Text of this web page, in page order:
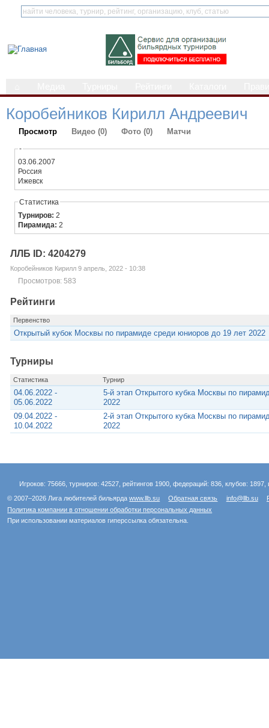
Коробейников Кирилл Андреевич
Просмотр Видео (0) Фото (0) Матчи
-
03.06.2007
Россия
Ижевск
Статистика
Турниров:2
Пирамида:2
ЛЛБ ID: 4204279
Коробейников Кирилл 9 апрель, 2022 - 10:38
Просмотров: 583
Рейтинги
Первенство
Открытый кубок Москвы по пирамиде среди юниоров до 19 лет 2022
Турниры
Статистика Турнир
04.06.2022 -
05.06.2022
5-й этап Открытого кубка Москвы по
2022
09.04.2022 -
10.04.2022
2-й этап Открытого кубка Москвы по
2022
Игроков: 75666, турниров: 42527, рейтингов 1900, федераций: 836, клубов:
© 2007–2026 Лига любителей бильярдаwww.llb.su Обратная связь info@llb.su
Политика компании в отношении обработки персональных данных
При использовании материалов гиперссылка обязательна.